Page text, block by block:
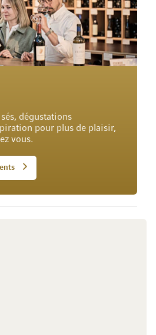
dégustations
pour plus de plaisir,
vous.